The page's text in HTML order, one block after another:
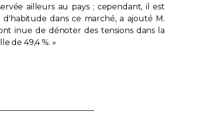
ailleurs au pays ; cependant, il est
dans ce marché, a ajouté M.
inue de dénoter des tensions dans la
de 49,4 %. »